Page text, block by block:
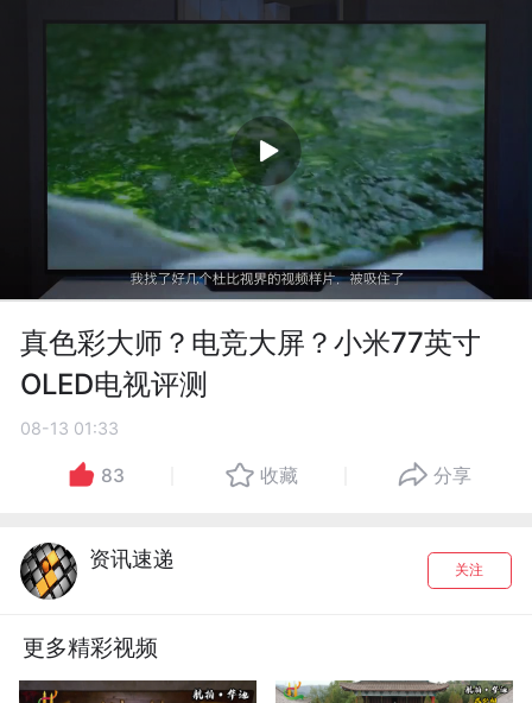
真色彩大师？电竞大屏？小米77英寸
OLED电视评测
08-13 01:33
83 收藏 分享
资讯速递 关注
更多精彩视频